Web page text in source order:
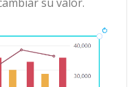
su valor.